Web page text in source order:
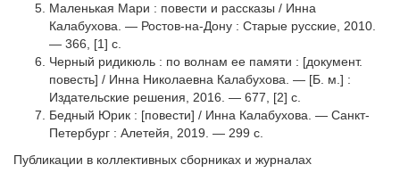
Маленькая Мари : повести и рассказы / Инна
Калабухова. — Ростов-на-Дону : Старые русские, 2010.
— 366, [1] с.
Черный ридикюль : по волнам ее памяти : [документ.
повесть] / Инна Николаевна Калабухова. — [Б. м.] :
Издательские решения, 2016. — 677, [2] с.
Бедный Юрик : [повести] / Инна Калабухова. — Санкт-
Петербург : Алетейя, 2019. — 299 с.
Публикации в коллективных сборниках и журналах